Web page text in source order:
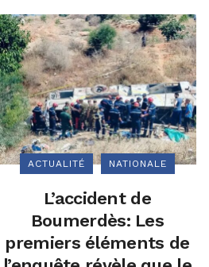
ACTUALITÉ NATIONALE
L’accident de
Boumerdès: Les
premiers éléments de